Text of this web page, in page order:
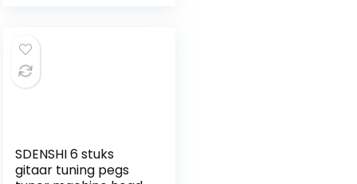
SDENSHI 6 stuks
gitaar tuning pegs